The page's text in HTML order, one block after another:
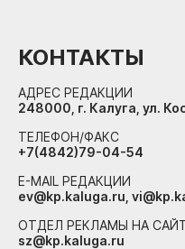
КОНТАКТЫ
АДРЕС РЕДАКЦИИ
248000, г. Калуга, ул.
ТЕЛЕФОН/ФАКС
+7(4842)79-04-54
E-MAIL РЕДАКЦИИ
ev@kp.kaluga.ru,
ОТДЕЛ РЕКЛАМЫ НА
sz@kp.kaluga.ru